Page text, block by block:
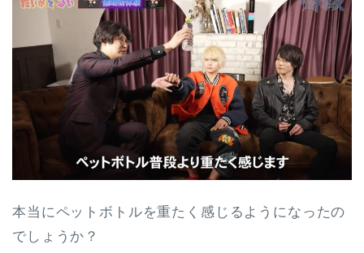
本当にペットボトルを重たく感じるようになったの
でしょうか？